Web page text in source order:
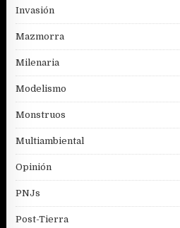
Invasión
Mazmorra
Milenaria
Modelismo
Monstruos
Multiambiental
Opinión
PNJs
Post-Tierra